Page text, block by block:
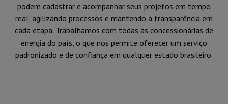
podem cadastrar e acompanhar seus projetos em tempo
real, agilizando processos e mantendo a transparência em
cada etapa. Trabalhamos com todas as concessionárias de
energia do país, o que nos permite oferecer um serviço
padronizado e de confiança em qualquer estado brasileiro.